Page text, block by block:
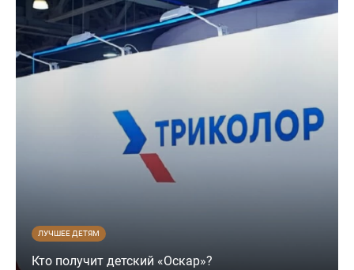
ЛУЧШЕЕ ДЕТЯМ
Кто получит детский «Оскар»?